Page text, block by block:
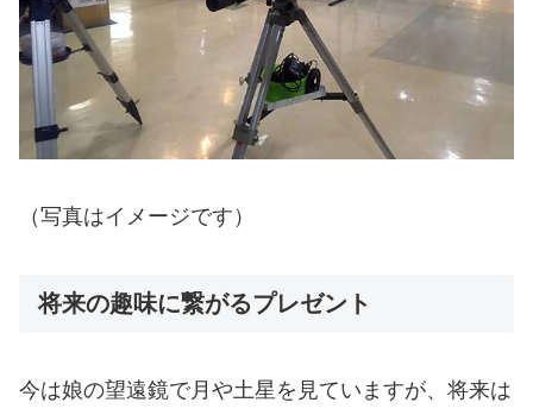
（写真はイメージです）
将来の趣味に繋がるプレゼント
今は娘の望遠鏡で月や土星を見ていますが、将来は